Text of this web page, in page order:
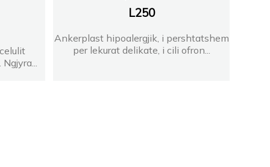
L250
Ankerplast hipoalergjik, i pershtatshem
per lekurat delikate, i cili ofron...